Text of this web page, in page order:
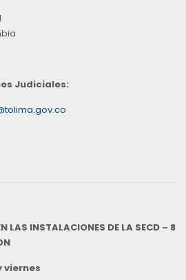
Judiciales:
LAS INSTALACIONES DE LA SECD – 8
viernes